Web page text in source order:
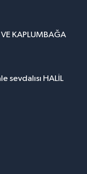
KAPLUMBAĞA
sevdalısı HALİL